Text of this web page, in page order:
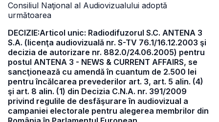
Consiliul Naţional al Audiovizualului adoptă
următoarea
DECIZIE:Articol unic: Radiodifuzorul S.C. ANTENA 3
S.A. (licenţa audiovizuală nr. S-TV 76.1/16.12.2003 şi
decizia de autorizare nr. 882.0/24.06.2005) pentru
postul ANTENA 3 - NEWS & CURRENT AFFAIRS, se
sancţionează cu amendă în cuantum de 2.500 lei
pentru încălcarea prevederilor art. 3, art. 5 alin. (4)
şi art. 8 alin. (1) din Decizia C.N.A. nr. 391/2009
privind regulile de desfăşurare în audiovizual a
campaniei electorale pentru alegerea membrilor din